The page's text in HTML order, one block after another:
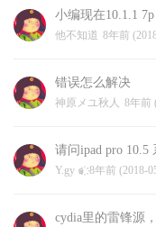
小编现在10.1.1
他不知道 8年前
错误怎么解决
神原メユ秋人 8年前
请问ipad pro 10.5
Y.gy ๑҉ 8年前 (2018-
cydia里的雷锋源